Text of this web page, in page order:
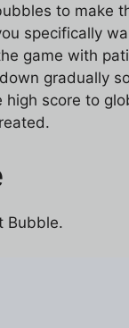
to make
specifically
game with
gradually
score to
Bubble.